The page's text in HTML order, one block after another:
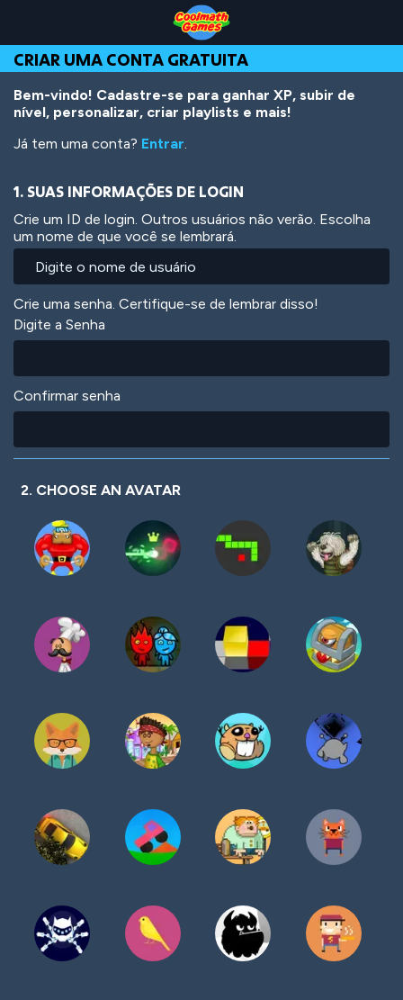
Top
of
Page
Navigation
Main
Content
Footer
o
conteúdo
principal
CRIAR UMA CONTA GRATUITA
Bem-vindo! Cadastre-se para ganhar XP, subir de
nível, personalizar, criar playlists e mais!
Já tem uma conta? Entrar.
1. SUAS INFORMAÇÕES DE LOGIN
Crie um ID de login. Outros usuários não verão. Escolha
um nome de que você se lembrará.
Crie uma senha. Certifique-se de lembrar disso!
Digite a Senha
Confirmar senha
2. CHOOSE AN AVATAR